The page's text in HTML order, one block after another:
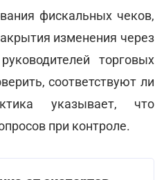
фискальных чеков,
изменения через
торговых
соответствуют ли
указывает, что
при контроле.